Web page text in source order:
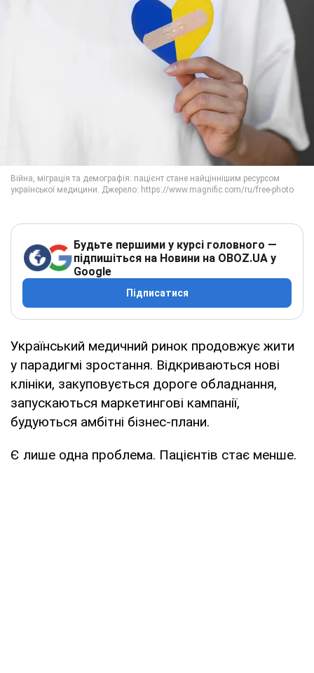
Будьте першими у курсі головного —
підпишіться на Новини на OBOZ.UA у
Google
Підписатися
Український медичний ринок продовжує жити
у парадигмі зростання. Відкриваються нові
клініки, закуповується дороге обладнання,
запускаються маркетингові кампанії,
будуються амбітні бізнес-плани.
Є лише одна проблема. Пацієнтів стає менше.